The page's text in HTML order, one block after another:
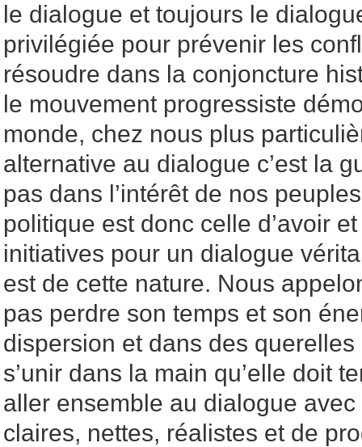
le dialogue et toujours le
privilégiée pour prévenir les
résoudre dans la conjoncture
le mouvement progressiste
monde, chez nous plus
alternative au dialogue c’est la
pas dans l’intérêt de nos
politique est donc celle d’avoir
initiatives pour un dialogue
est de cette nature. Nous
pas perdre son temps et son
dispersion et dans des
s’unir dans la main qu’elle doit
aller ensemble au dialogue
claires, nettes, réalistes et de